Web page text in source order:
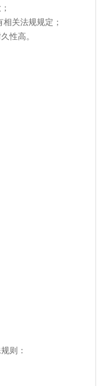
关法规规定；
性高。
则：